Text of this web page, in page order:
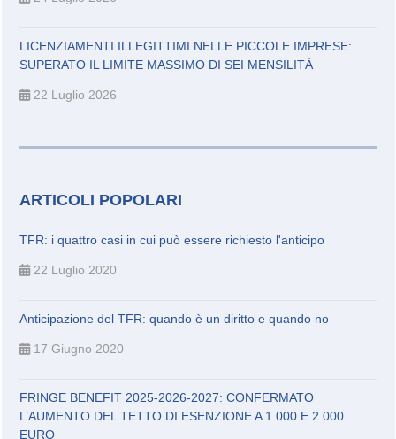
LICENZIAMENTI ILLEGITTIMI NELLE PICCOLE IMPRESE:
SUPERATO IL LIMITE MASSIMO DI SEI MENSILITÀ
22 Luglio 2026
ARTICOLI POPOLARI
TFR: i quattro casi in cui può essere richiesto l'anticipo
22 Luglio 2020
Anticipazione del TFR: quando è un diritto e quando no
17 Giugno 2020
FRINGE BENEFIT 2025-2026-2027: CONFERMATO
L’AUMENTO DEL TETTO DI ESENZIONE A 1.000 E 2.000
EURO